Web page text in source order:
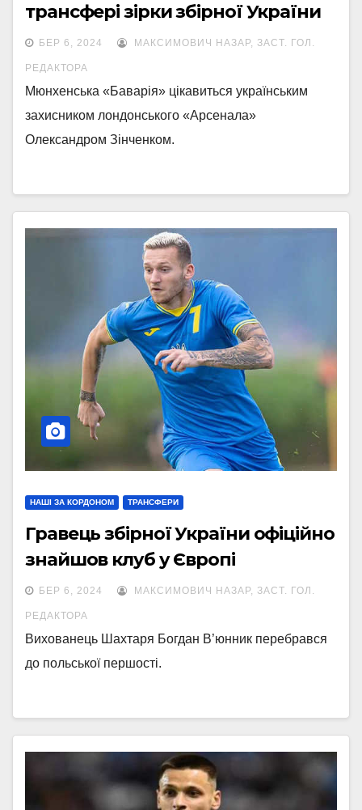
трансфері зірки збірної України
БЕР 6, 2024 МАКСИМОВИЧ НАЗАР, ЗАСТ. ГОЛ.
РЕДАКТОРА
Мюнхенська «Баварія» цікавиться українським
захисником лондонського «Арсенала»
Олександром Зінченком.
НАШІ ЗА КОРДОНОМ ТРАНСФЕРИ
Гравець збірної України офіційно
знайшов клуб у Європі
БЕР 6, 2024 МАКСИМОВИЧ НАЗАР, ЗАСТ. ГОЛ.
РЕДАКТОРА
Вихованець Шахтаря Богдан В’юнник перебрався
до польської першості.